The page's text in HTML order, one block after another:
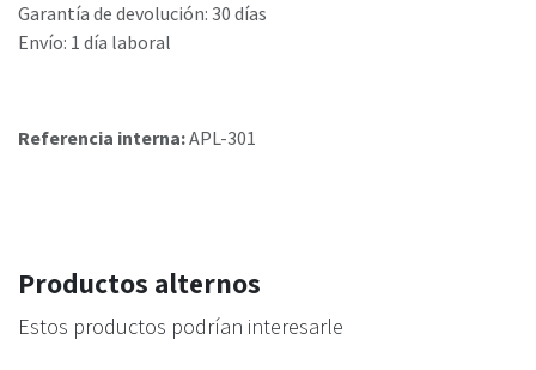
Garantía de devolución: 30 días
Envío: 1 día laboral
Referencia interna:APL-301
Productos alternos
Estos productos podrían interesarle